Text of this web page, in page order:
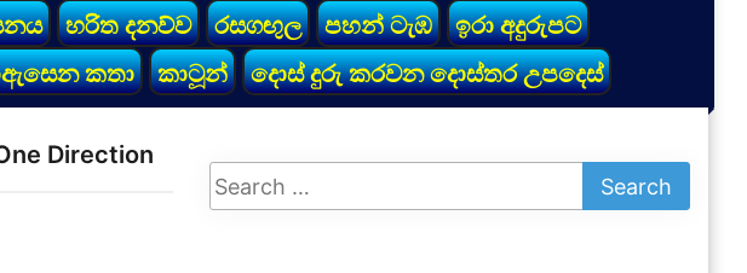
හරිත දනව්ව රසගඟුල පහන් ටැඹ
ඉරා අදුරුපට
කතා කාටූන් දොස් දුරු කරවන දොස්තර උපදෙස්
Direction